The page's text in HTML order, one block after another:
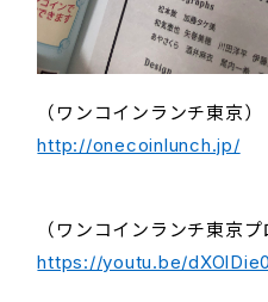
（ワンコインランチ東京）
http://onecoinlunch.jp/
（ワンコインランチ東京
https://youtu.be/